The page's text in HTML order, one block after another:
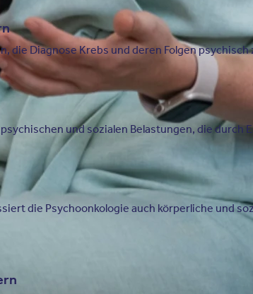
die Diagnose Krebs und deren Folgen
und sozialen Belastungen, die
die Psychoonkologie auch körperliche und